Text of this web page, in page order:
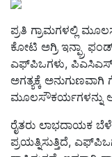
ಪ್ರತಿ ಗ್ರಾಮಗಳಲ್ಲಿ
ಕೋಟಿ ಅಗ್ರಿ ಇನ್ಫ್ರಾ
ಎಫ್‌ಪಿಒಗಳು, ಪಿಎಸಿಎಸ್,
ಅಗತ್ಯಕ್ಕೆ
ಮೂಲಸೌಕರ್ಯಗಳನ್ನು
ರೈತರು ಲಾಭದಾಯಕ
ಪ್ರಯತ್ನಿಸುತ್ತಿದೆ,